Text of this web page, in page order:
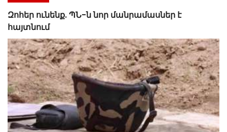
Զոհեր ունենք. ՊՆ-ն նոր մանրամասներ է
հայտնում